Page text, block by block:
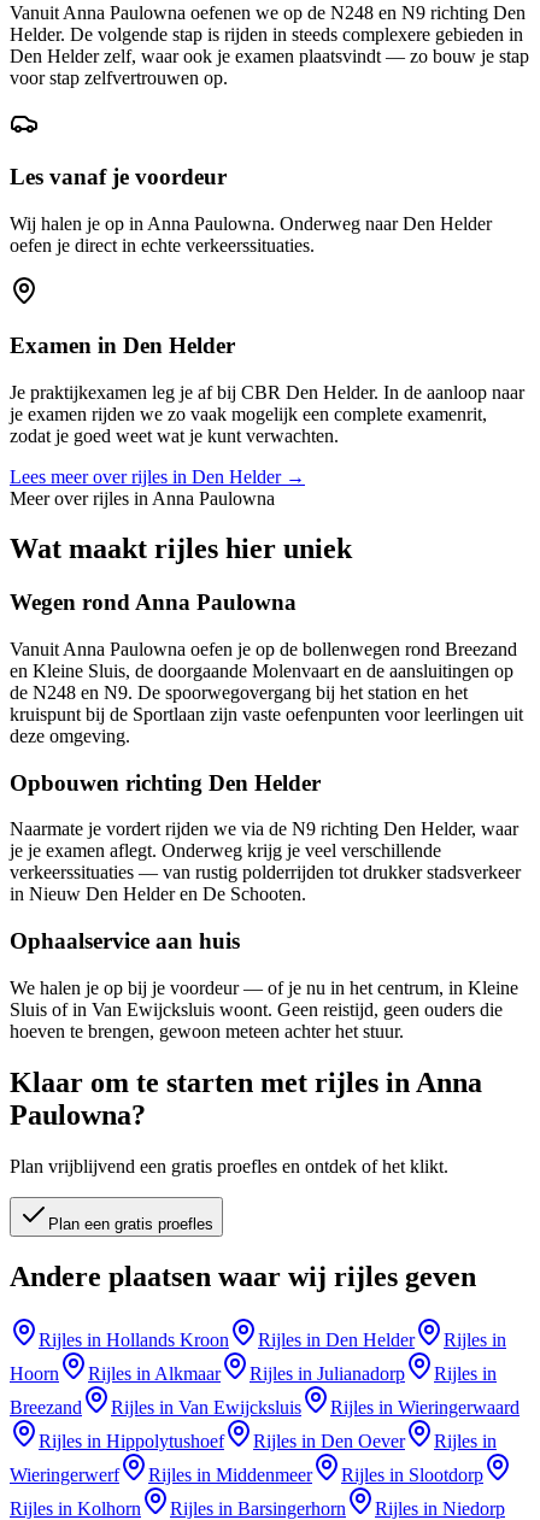
Vanuit Anna Paulowna oefenen we op de N248 en N9 richting Den
Helder. De volgende stap is rijden in steeds complexere gebieden in
Den Helder zelf, waar ook je examen plaatsvindt — zo bouw je stap
voor stap zelfvertrouwen op.
Les vanaf je voordeur
Wij halen je op in Anna Paulowna. Onderweg naar Den Helder
oefen je direct in echte verkeerssituaties.
Examen in Den Helder
Je praktijkexamen leg je af bij CBR Den Helder. In de aanloop naar
je examen rijden we zo vaak mogelijk een complete examenrit,
zodat je goed weet wat je kunt verwachten.
Lees meer over rijles in Den Helder→
Meer over rijles in Anna Paulowna
Wat maakt rijles hier uniek
Wegen rond Anna Paulowna
Vanuit Anna Paulowna oefen je op de bollenwegen rond Breezand
en Kleine Sluis, de doorgaande Molenvaart en de aansluitingen op
de N248 en N9. De spoorwegovergang bij het station en het
kruispunt bij de Sportlaan zijn vaste oefenpunten voor leerlingen uit
deze omgeving.
Opbouwen richting Den Helder
Naarmate je vordert rijden we via de N9 richting Den Helder, waar
je je examen aflegt. Onderweg krijg je veel verschillende
verkeerssituaties — van rustig polderrijden tot drukker stadsverkeer
in Nieuw Den Helder en De Schooten.
Ophaalservice aan huis
We halen je op bij je voordeur — of je nu in het centrum, in Kleine
Sluis of in Van Ewijcksluis woont. Geen reistijd, geen ouders die
hoeven te brengen, gewoon meteen achter het stuur.
Klaar om te starten met rijles in Anna
Paulowna?
Plan vrijblijvend een gratis proefles en ontdek of het klikt.
Plan een gratis proefles
Andere plaatsen waar wij rijles geven
Rijles in Hollands Kroon Rijles in Den Helder
Rijles in
Hoorn
Rijles in Alkmaar Rijles in Julianadorp
Rijles in
Breezand
Rijles in Van Ewijcksluis Rijles in Wieringerwaard
Rijles in Hippolytushoef Rijles in Den Oever
Rijles in
Wieringerwerf
Rijles in Middenmeer Rijles in Slootdorp
Rijles in Kolhorn Rijles in Barsingerhorn Rijles in Niedorp